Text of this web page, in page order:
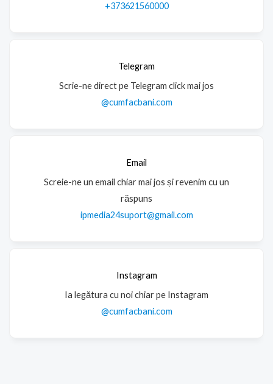
+373621560000
Telegram
Scrie-ne direct pe Telegram click mai jos
@cumfacbani.com
Email
Screie-ne un email chiar mai jos și revenim cu un
răspuns
ipmedia24suport@gmail.com
Instagram
Ia legătura cu noi chiar pe Instagram
@cumfacbani.com